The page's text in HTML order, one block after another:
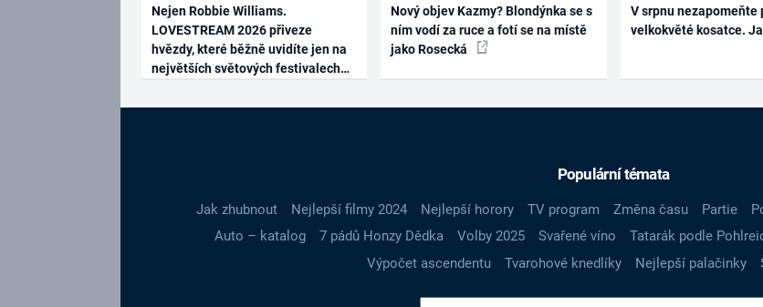
Nejen Robbie Williams.
LOVESTREAM 2026 přiveze
hvězdy, které běžně uvidíte jen na
největších světových festivalech
Nový objev Kazmy? Blondýnka se s
ním vodí za ruce a fotí se na místě
jako Rosecká
V srpnu nezapomeňte
velkokvěté kosatce.
Populární témata
Jak zhubnout Nejlepší filmy 2024 Nejlepší horory TV program Změna času Partie
Auto – katalog
7 pádů Honzy Dědka Volby 2025 Svařené víno Tatarák podle
Výpočet ascendentu
Tvarohové knedlíky Nejlepší palačinky